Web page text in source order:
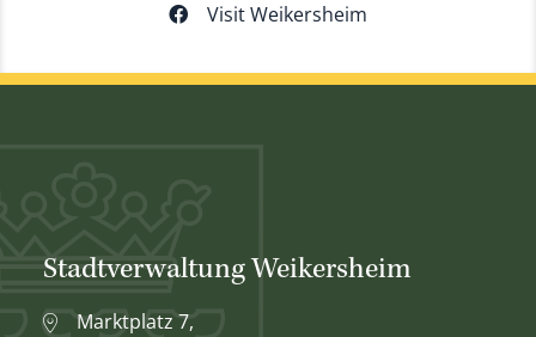
Visit Weikersheim
Stadtverwaltung Weikersheim
Marktplatz 7,